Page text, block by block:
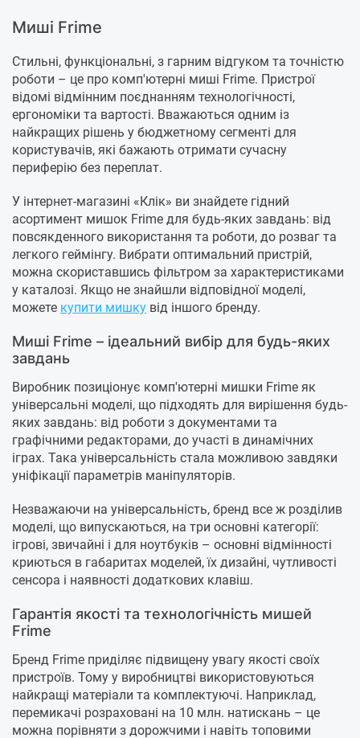
Миші Frime
Стильні, функціональні, з гарним відгуком та точністю
роботи – це про комп'ютерні миші Frime. Пристрої
відомі відмінним поєднанням технологічності,
ергономіки та вартості. Вважаються одним із
найкращих рішень у бюджетному сегменті для
користувачів, які бажають отримати сучасну
периферію без переплат.
У інтернет-магазині «Клік» ви знайдете гідний
асортимент мишок Frime для будь-яких завдань: від
повсякденного використання та роботи, до розваг та
легкого геймінгу. Вибрати оптимальний пристрій,
можна скориставшись фільтром за характеристиками
у каталозі. Якщо не знайшли відповідної моделі,
можете купити мишку від іншого бренду.
Миші Frime – ідеальний вибір для будь-яких
завдань
Виробник позиціонує комп'ютерні мишки Frime як
універсальні моделі, що підходять для вирішення будь-
яких завдань: від роботи з документами та
графічними редакторами, до участі в динамічних
іграх. Така універсальність стала можливою завдяки
уніфікації параметрів маніпуляторів.
Незважаючи на універсальність, бренд все ж розділив
моделі, що випускаються, на три основні категорії:
ігрові, звичайні і для ноутбуків – основні відмінності
криються в габаритах моделей, їх дизайні, чутливості
сенсора і наявності додаткових клавіш.
Гарантія якості та технологічність мишей
Frime
Бренд Frime приділяє підвищену увагу якості своїх
пристроїв. Тому у виробництві використовуються
найкращі матеріали та комплектуючі. Наприклад,
перемикачі розраховані на 10 млн. натискань – це
можна порівняти з дорожчими і навіть топовими